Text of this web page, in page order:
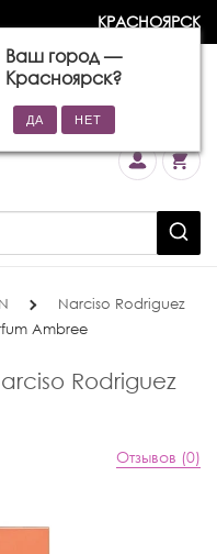
КРАСНОЯРСК
Ваш город —
Красноярск?
(бесплатно)
N
Narciso Rodriguez
Ambree
Rodriguez
Отзывов (0)